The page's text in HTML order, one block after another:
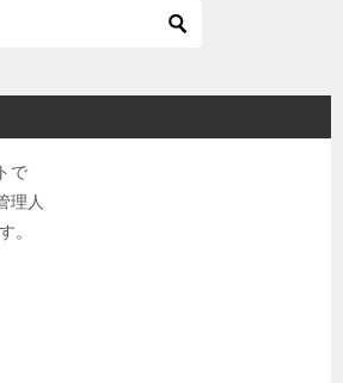
で
理人
。